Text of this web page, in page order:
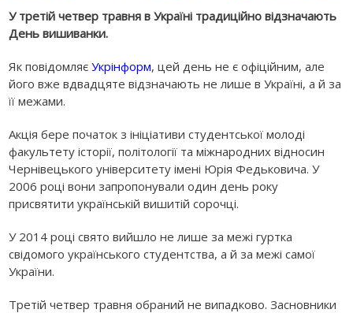
У третій четвер травня в Україні традиційно відзначають
День вишиванки.
Як повідомляєУкрінформ, цей день не є офіційним, але
його вже вдвадцяте відзначають не лише в Україні, а й за
її межами.
Акція бере початок з ініціативи студентської молоді
факультету історії, політології та міжнародних відносин
Чернівецького університету імені Юрія Федьковича. У
2006 році вони запропонували один день року
присвятити українській вишитій сорочці.
У 2014 році свято вийшло не лише за межі гуртка
свідомого українського студентства, а й за межі самої
України.
Третій четвер травня обраний не випадково. Засновники